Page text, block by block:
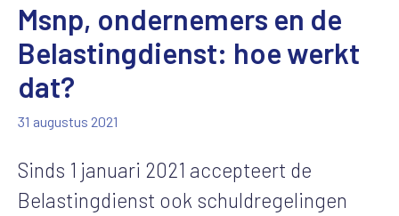
Msnp, ondernemers en de
Belastingdienst: hoe werkt
dat?
31 augustus 2021
Sinds 1 januari 2021 accepteert de
Belastingdienst ook schuldregelingen